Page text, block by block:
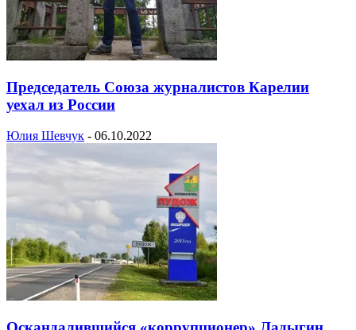
Председатель Союза журналистов Карелии
уехал из России
Юлия Шевчук - 06.10.2022